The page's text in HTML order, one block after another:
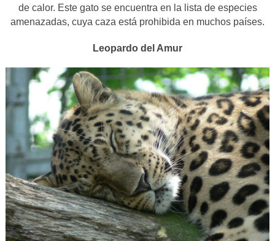
de calor. Este gato se encuentra en la lista de especies
amenazadas, cuya caza está prohibida en muchos países.
Leopardo del Amur